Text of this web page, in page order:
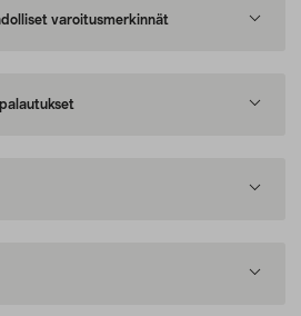
varoitusmerkinnät